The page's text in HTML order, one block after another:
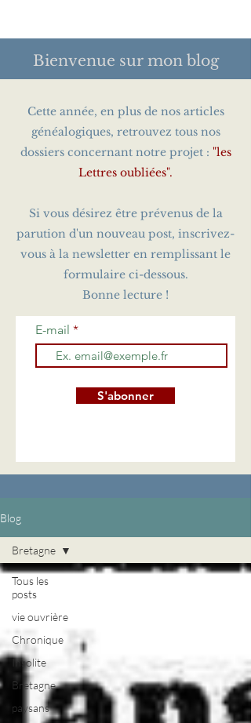
Bienvenue sur mon blog
Cette année, en plus de nos articles
généalogiques, retrouvez tous nos
dossiers concernant notre projet : "les
Lettres oubliées".
Si vous désirez être prévenus de la
parution d'un nouveau post, inscrivez-
vous à la newsletter en remplissant le
formulaire ci-dessous.
Bonne lecture !
E-mail
S'abonner
Blog
Tous les
posts
vie ouvrière
Chronique
Insolite
Bretagne
paysans
Bretagne